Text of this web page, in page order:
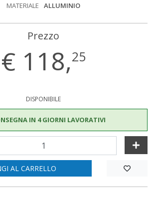
MATERIALE
ALLUMINIO
Prezzo
€ 118,25
DISPONIBILE
IN 4 GIORNI LAVORATIVI
AL CARRELLO